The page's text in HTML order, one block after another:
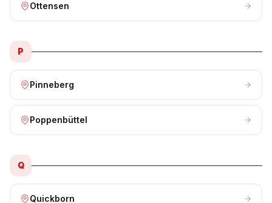
Ottensen
P
Pinneberg
Poppenbüttel
Q
Quickborn